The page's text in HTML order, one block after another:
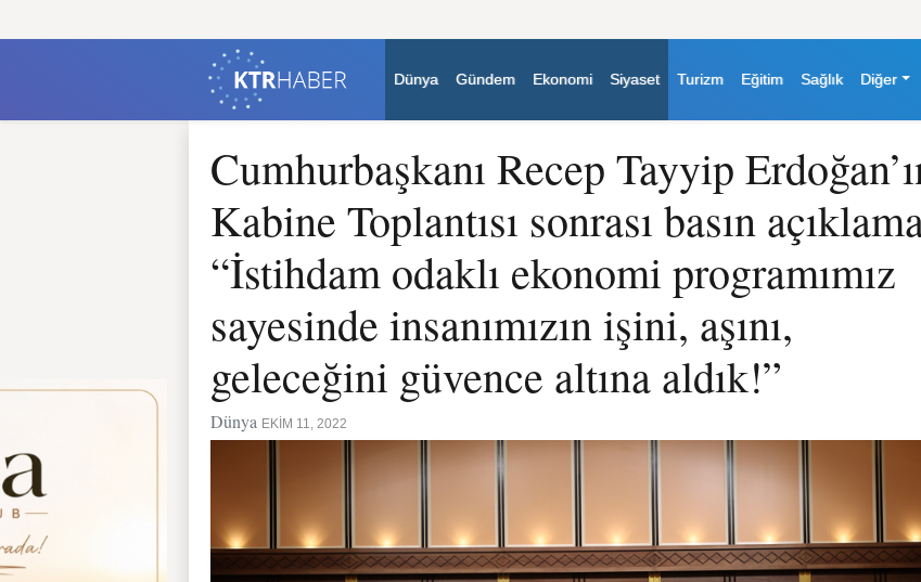
Dünya Gündem Ekonomi Siyaset Turizm Eğitim Sağlık Diğer
Cumhurbaşkanı Recep Tayyip
Kabine Toplantısı sonrası basın
“İstihdam odaklı ekonomi programımız
sayesinde insanımızın işini, aşını,
geleceğini güvence altına aldık!”
Dünya EKIM 11, 2022